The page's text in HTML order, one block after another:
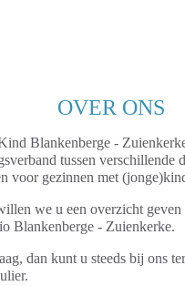
OVER ONS
Blankenberge -
tussen verschillende
voor gezinnen met
we u een overzicht geven
Blankenberge - Zuienkerke.
dan kunt u steeds bij ons